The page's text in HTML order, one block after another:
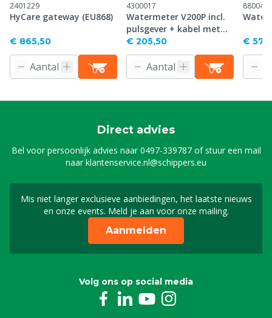
2401229
HyCare gateway (EU868)
€ 865,50
4300017
Watermeter V200P incl.
pulsgever + kabel met
BNC connector tbv Digi
Doser
€ 205,50
8800454
€
Direct advies
Bel voor persoonlijk advies naar0497-339787of stuur een mail
naarklantenservice.nl@schippers.eu
Mis niet langer exclusieve aanbiedingen, het laatste nieuws
en onze events. Meld je aan voor onze mailing.
Schrijf je in voor onze
Aanmelden
Volg ons op social media